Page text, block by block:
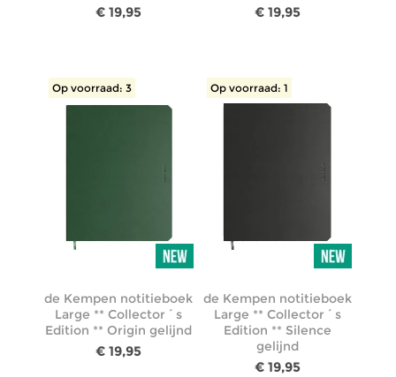
€ 19,95 € 19,95
Op voorraad: 3
de Kempen notitieboek
Large ** Collector´s
Edition ** Origin gelijnd
€ 19,95
Op voorraad: 1
de Kempen notitieboek
Large ** Collector´s
Edition ** Silence
gelijnd
€ 19,95